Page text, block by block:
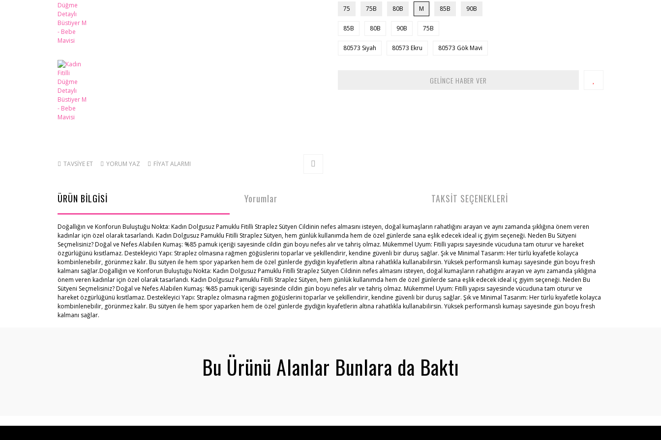
TAVSİYE ET YORUM YAZ FİYAT ALARMI
75 75B 80B M 85B 90B
85B 80B 90B 75B
80573 Siyah 80573 Ekru 80573 Gök Mavi
GELİNCE HABER VER
ÜRÜN BİLGİSİ
Doğallığın ve Konforun Buluştuğu Nokta: Kadın Dolgusuz Pamuklu Fitilli Straplez Sütyen Cildinin nefes almasını isteyen, doğal kumaşların rahatlığını arayan ve aynı zamanda şıklığına önem veren
kadınlar için özel olarak tasarlandı. Kadın Dolgusuz Pamuklu Fitilli Straplez Sütyen, hem günlük kullanımda hem de özel günlerde sana eşlik edecek ideal iç giyim seçeneği. Neden Bu Sütyeni
Seçmelisiniz? Doğal ve Nefes Alabilen Kumaş: %85 pamuk içeriği sayesinde cildin gün boyu nefes alır ve tahriş olmaz. Mükemmel Uyum: Fitilli yapısı sayesinde vücuduna tam oturur ve hareket
özgürlüğünü kısıtlamaz. Destekleyici Yapı: Straplez olmasına rağmen göğüslerini toparlar ve şekillendirir, kendine güvenli bir duruş sağlar. Şık ve Minimal Tasarım: Her türlü kıyafetle kolayca
kombinlenebilir, görünmez kalır. Bu sütyen ile hem spor yaparken hem de özel günlerde giydiğin kıyafetlerin altına rahatlıkla kullanabilirsin. Yüksek performanslı kumaşı sayesinde gün boyu fresh
kalmanı sağlar.Doğallığın ve Konforun Buluştuğu Nokta: Kadın Dolgusuz Pamuklu Fitilli Straplez Sütyen Cildinin nefes almasını isteyen, doğal kumaşların rahatlığını arayan ve aynı zamanda şıklığına
önem veren kadınlar için özel olarak tasarlandı. Kadın Dolgusuz Pamuklu Fitilli Straplez Sütyen, hem günlük kullanımda hem de özel günlerde sana eşlik edecek ideal iç giyim seçeneği. Neden Bu
Sütyeni Seçmelisiniz? Doğal ve Nefes Alabilen Kumaş: %85 pamuk içeriği sayesinde cildin gün boyu nefes alır ve tahriş olmaz. Mükemmel Uyum: Fitilli yapısı sayesinde vücuduna tam oturur ve
hareket özgürlüğünü kısıtlamaz. Destekleyici Yapı: Straplez olmasına rağmen göğüslerini toparlar ve şekillendirir, kendine güvenli bir duruş sağlar. Şık ve Minimal Tasarım: Her türlü kıyafetle kolayca
kombinlenebilir, görünmez kalır. Bu sütyen ile hem spor yaparken hem de özel günlerde giydiğin kıyafetlerin altına rahatlıkla kullanabilirsin. Yüksek performanslı kumaşı sayesinde gün boyu fresh
kalmanı sağlar.
Yorumlar TAKSİT SEÇENEKLERİ
Bu Ürünü Alanlar Bunlara da Baktı